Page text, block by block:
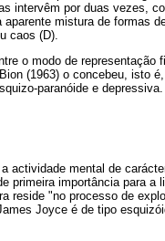
intervêm por duas vezes,
mistura de formas
caos (D).
o modo de representação
(1963) o concebeu, isto
paranóide e depressiva.
actividade mental de
primeira importância para a
reside "no processo de
Joyce é de tipo